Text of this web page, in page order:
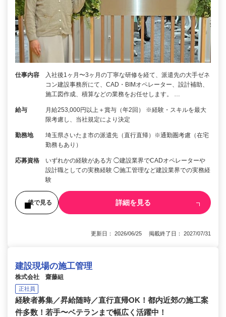
仕事内容
入社後1ヶ月〜3ヶ月の丁寧な研修を経て、派遣先の大手ゼネ
コン建設事務所にて、CAD・BIMオペレーター、設計補助、
施工図作成、積算などの業務をお任せします。 …
給与
月給253,000円以上＋賞与（年2回） ※経験・スキルを最大
限考慮し、当社規定により決定
勤務地
埼玉県さいたま市の派遣先（直行直帰）※通勤圏考慮（在宅
勤務もあり）
応募資格
いずれかの経験がある方 ◯建設業界でCADオペレーターや
設計職としての実務経験 ◯施工管理など建設業界での実務経
験
後で見る 詳細を見る
更新日： 2026/06/25 掲載終了日： 2027/07/31
建設現場の施工管理
株式会社 齋藤組
正社員
経験者募集／昇給随時／直行直帰OK！都内近郊の施工案
件多数！若手〜ベテランまで幅広く活躍中！